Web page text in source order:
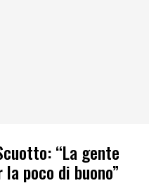
“La gente
poco di buono”